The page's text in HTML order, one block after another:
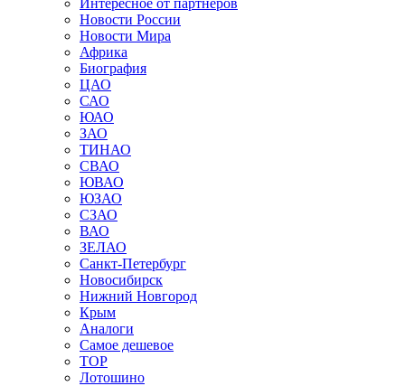
Интересное от партнеров
Новости России
Новости Мира
Африка
Биография
ЦАО
САО
ЮАО
ЗАО
ТИНАО
СВАО
ЮВАО
ЮЗАО
СЗАО
ВАО
ЗЕЛАО
Санкт-Петербург
Новосибирск
Нижний Новгород
Крым
Аналоги
Самое дешевое
TOP
Лотошино